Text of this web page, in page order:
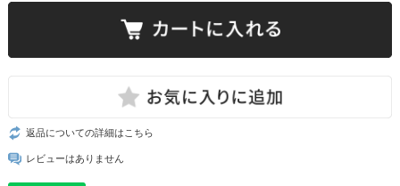
返品についての詳細はこちら
レビューはありません